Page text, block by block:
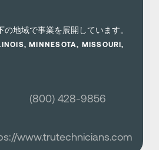
の地域で事業を展開しています。
MINNESOTA, MISSOURI,
(800) 428-9856
www.trutechnicians.com